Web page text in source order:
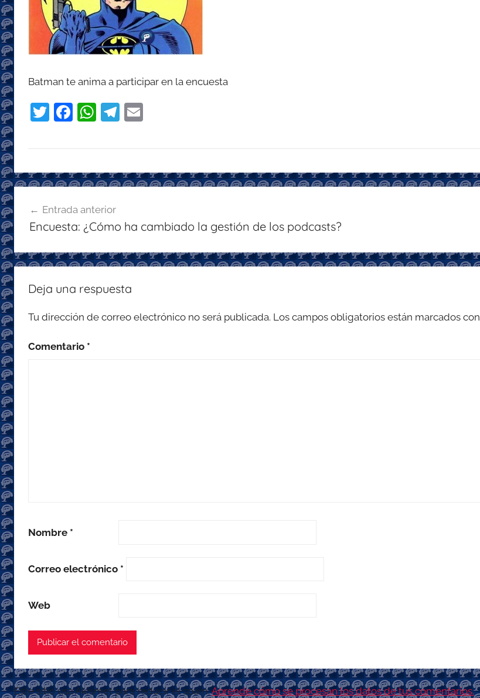
podcastfera
Batman te anima a participar en la encuesta
T
er
F
e
b
o
o
W
s
A
p
p
T
gr
a
l
de
Entrada anterior
Encuesta: ¿Cómo ha cambiado la gestión de los podcasts?
Deja una respuesta
Tu dirección de correo electrónico no será publicada. Los campos obligatorios están marcados con
Comentario *
Nombre *
Correo electrónico *
Web
Este sitio usa Akismet para reducir el spam.Aprende cómo se procesan los datos de tus comentarios.